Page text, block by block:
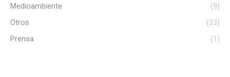
Medioambiente
(9)
Otros
(33)
Prensa
(1)